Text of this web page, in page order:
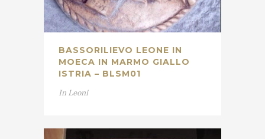
BASSORILIEVO LEONE IN
MOECA IN MARMO GIALLO
ISTRIA – BLSM01
In Leoni